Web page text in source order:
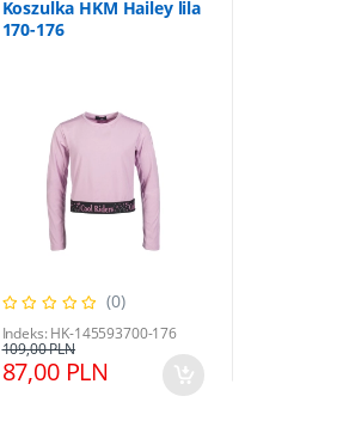
Koszulka HKM Hailey lila
170-176
(0)
Indeks: HK-145593700-176
87,00 PLN
109,00 PLN